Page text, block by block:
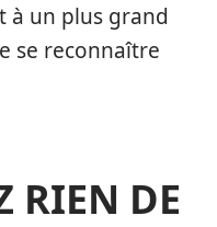
à un plus grand
se reconnaître
RIEN DE